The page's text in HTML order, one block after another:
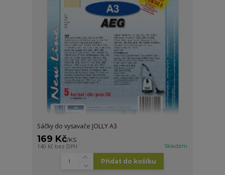
Sáčky do vysavače JOLLY A3
169 Kč/KS
140 Kč bez DPH Skladem
Přidat do košíku